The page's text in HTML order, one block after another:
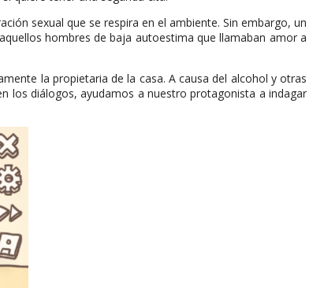
sexual que se respira en el ambiente. Sin embargo, un
hombres de baja autoestima que llamaban amor a
la propietaria de la casa. A causa del alcohol y otras
los diálogos, ayudamos a nuestro protagonista a indagar